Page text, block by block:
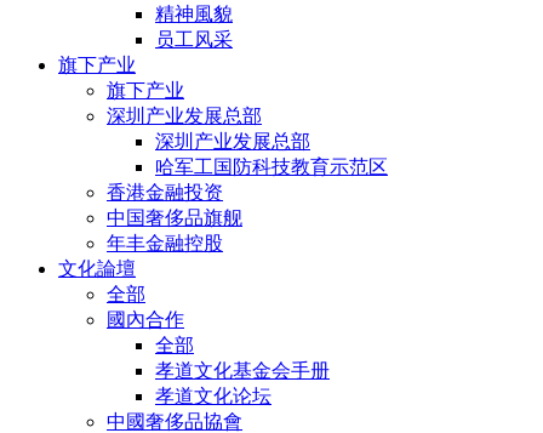
精神風貌
员工风采
旗下产业
旗下产业
深圳产业发展总部
深圳产业发展总部
哈军工国防科技教育示范区
香港金融投资
中国奢侈品旗舰
年丰金融控股
文化論壇
全部
國內合作
全部
孝道文化基金会手册
孝道文化论坛
中國奢侈品協會